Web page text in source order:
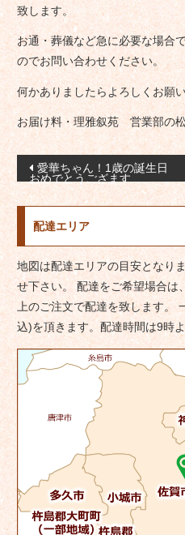
致します。
お通・葬儀など急に必要な場合
のでお問い合わせください。
何かありましたらよろしくお願
お届け料・理雅叙苑 営業部の松
投
稿
ナ
ビ
ゲ
ー
シ
ョ
ン
愛華ちゃん！1歳の誕生日
おめでとうござます
配達エリア
地図は配達エリアの目安となり
せ下さい。 配達をご希望場合は
上のご注文で配達を致します。
込)を頂きます。配達時間は9時